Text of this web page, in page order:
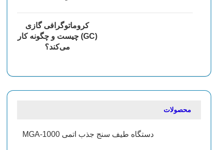
کروماتوگرافی گازی
(GC) چیست و چگونه کار
می‌کند؟
محصولات
دستگاه طیف سنج جذب اتمی MGA-1000